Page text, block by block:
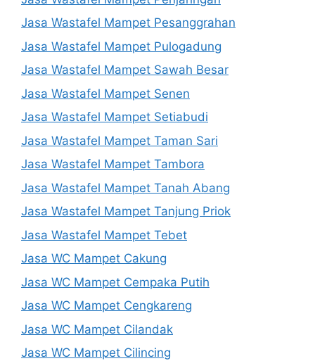
Jasa Wastafel Mampet Pesanggrahan
Jasa Wastafel Mampet Pulogadung
Jasa Wastafel Mampet Sawah Besar
Jasa Wastafel Mampet Senen
Jasa Wastafel Mampet Setiabudi
Jasa Wastafel Mampet Taman Sari
Jasa Wastafel Mampet Tambora
Jasa Wastafel Mampet Tanah Abang
Jasa Wastafel Mampet Tanjung Priok
Jasa Wastafel Mampet Tebet
Jasa WC Mampet Cakung
Jasa WC Mampet Cempaka Putih
Jasa WC Mampet Cengkareng
Jasa WC Mampet Cilandak
Jasa WC Mampet Cilincing